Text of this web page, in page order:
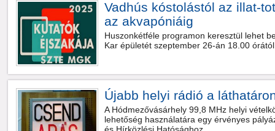
Vadhús kóstolástól az illat-
az akvapóniáig
Huszonkétféle programon keresztül lehet
Kar épületét szeptember 26-án 18.00
Újabb helyi rádió a
A Hódmezővásárhely 99,8 MHz helyi
lehetőség használatára egy érvényes